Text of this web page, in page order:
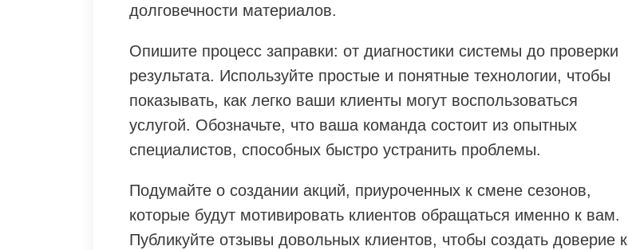
долговечности материалов.
Опишите процесс заправки: от диагностики системы до проверки
результата. Используйте простые и понятные технологии, чтобы
показывать, как легко ваши клиенты могут воспользоваться
услугой. Обозначьте, что ваша команда состоит из опытных
специалистов, способных быстро устранить проблемы.
Подумайте о создании акций, приуроченных к смене сезонов,
которые будут мотивировать клиентов обращаться именно к вам.
Публикуйте отзывы довольных клиентов, чтобы создать доверие к